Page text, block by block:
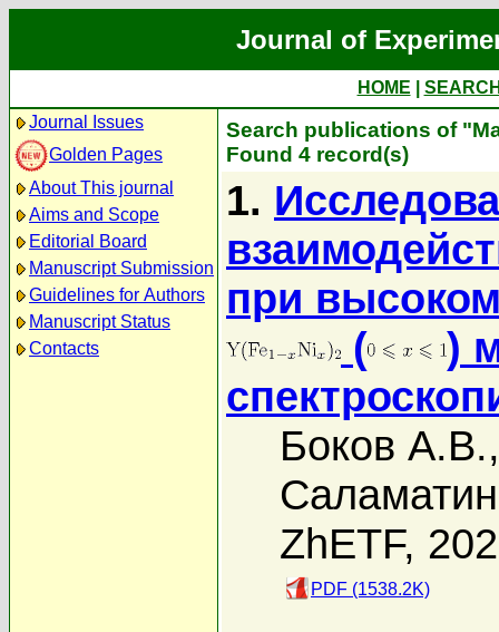
Journal of
HOME
Journal Issues
Golden Pages
About This journal
Aims and Scope
Editorial Board
Manuscript Submission
Guidelines for Authors
Manuscript Status
Contacts
Search publications of
Found 4 record(s)
1.
при
(
)
Боков А.В.
ZhETF,
PDF (1538.2K)